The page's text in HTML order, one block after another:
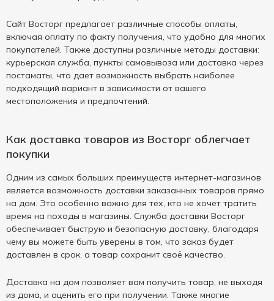
Сайт Восторг предлагает различные способы оплаты,
включая оплату по факту получения, что удобно для многих
покупателей. Также доступны различные методы доставки:
курьерская служба, пункты самовывоза или доставка через
постаматы, что дает возможность выбрать наиболее
подходящий вариант в зависимости от вашего
местоположения и предпочтений.
Как доставка товаров из Восторг облегчает
покупки
Одним из самых больших преимуществ интернет-магазинов
является возможность доставки заказанных товаров прямо
на дом. Это особенно важно для тех, кто не хочет тратить
время на походы в магазины. Служба доставки Восторг
обеспечивает быструю и безопасную доставку, благодаря
чему вы можете быть уверены в том, что заказ будет
доставлен в срок, а товар сохранит своё качество.
Доставка на дом позволяет вам получить товар, не выходя
из дома, и оценить его при получении. Также многие